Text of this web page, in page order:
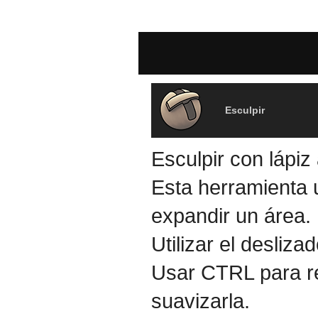
Esculpir
Esculpir con lápiz
Esta herramienta
expandir un área.
Utilizar el
Usar CTRL para
suavizarla.